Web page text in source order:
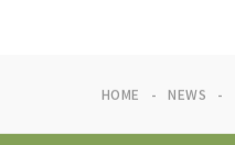
HOME NEWS